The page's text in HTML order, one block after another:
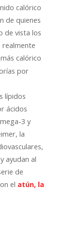
calórico
de quienes
de vista los
realmente
calórico
por
lípidos
ácidos
3 y
la
ayudan al
de
el atún, la